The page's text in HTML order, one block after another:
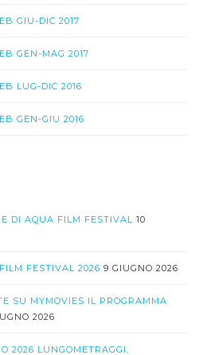
GIU-DIC 2017
GEN-MAG 2017
LUG-DIC 2016
GEN-GIU 2016
DI AQUA FILM FESTIVAL 10
FESTIVAL 2026 9 GIUGNO 2026
SU MYMOVIES IL PROGRAMMA
2026
2026 LUNGOMETRAGGI,